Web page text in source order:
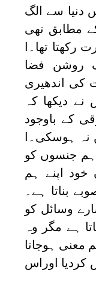
دنیا سے الگ
مطابق تھی
رکھتا تھا۔ا
روشن فضا
کی اندھیری
دیکھا کہ
کے باوجود
نہ ہوسکی۔ا
ہم جنسوں کو
خود اپنے ہم
بناتا ہے۔
وسائل کو
ہے مگر وہ
معنی ہوجاتا
کردیا اوراس